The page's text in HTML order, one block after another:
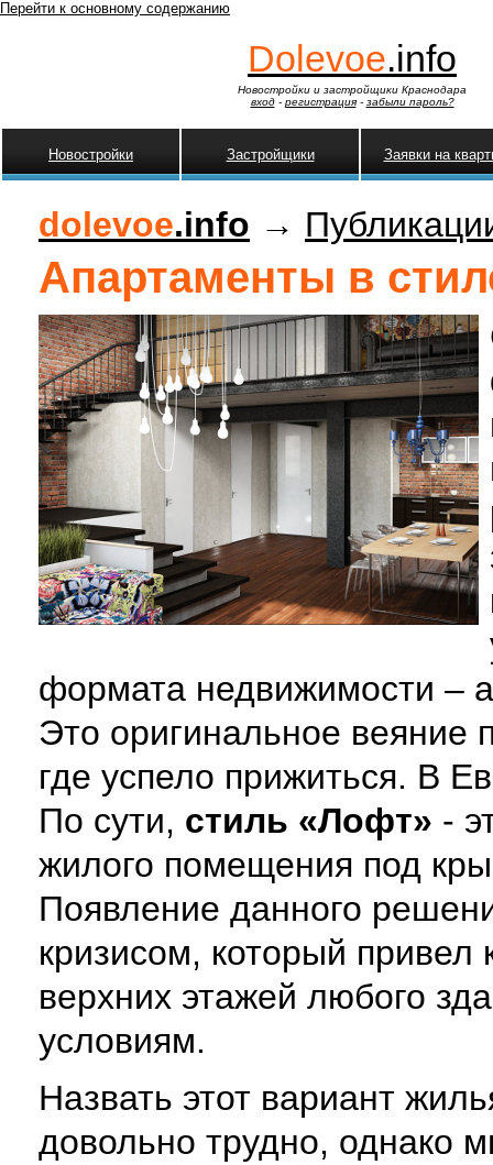
Перейти к основному содержанию
Dolevoe.info
Новостройки и застройщики Краснодара
вход- регистрация- забыли пароль?
Новостройки Застройщики Заявки на
dolevoe.info →
Апартаменты в
формата недвижимости –
Это оригинальное веяние
где успело прижиться. В
По сути, стиль «Лофт» -
жилого помещения под
Появление данного
кризисом, который привел
верхних этажей любого
условиям.
Назвать этот вариант
довольно трудно, однако